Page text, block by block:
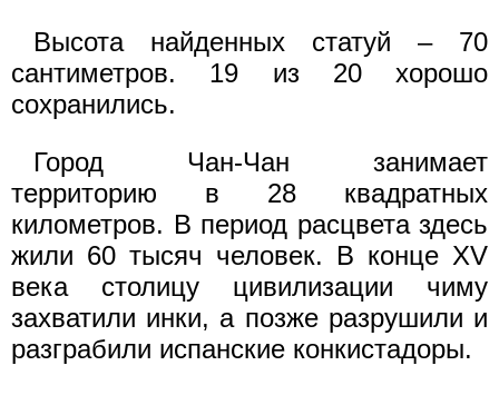
Высота найденных статуй – 70
сантиметров. 19 из 20 хорошо
сохранились.
Город Чан-Чан занимает
территорию в 28 квадратных
километров. В период расцвета здесь
жили 60 тысяч человек. В конце XV
века столицу цивилизации чиму
захватили инки, а позже разрушили и
разграбили испанские конкистадоры.